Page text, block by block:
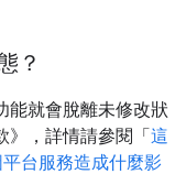
？
能就會脫離未修改狀
》，詳情請參閱「這
台服務造成什麼影